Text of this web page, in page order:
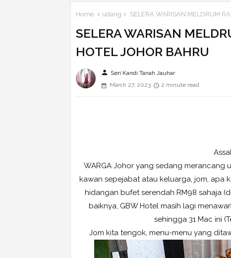
Home udang SELERA WARISAN MELDRUM
SELERA WARISAN
HOTEL JOHOR BAHRU
person Seri Kandi Tanah Jauhar
March 27, 2023
2 minute read
WARGA Johor yang sedang merancang
kawan sepejabat atau keluarga, jom, apa
hidangan bufet serendah RM98 sahaja
baiknya, GBW Hotel masih lagi
sehingga 31 Mac ini
Jom kita tengok, menu-menu yang